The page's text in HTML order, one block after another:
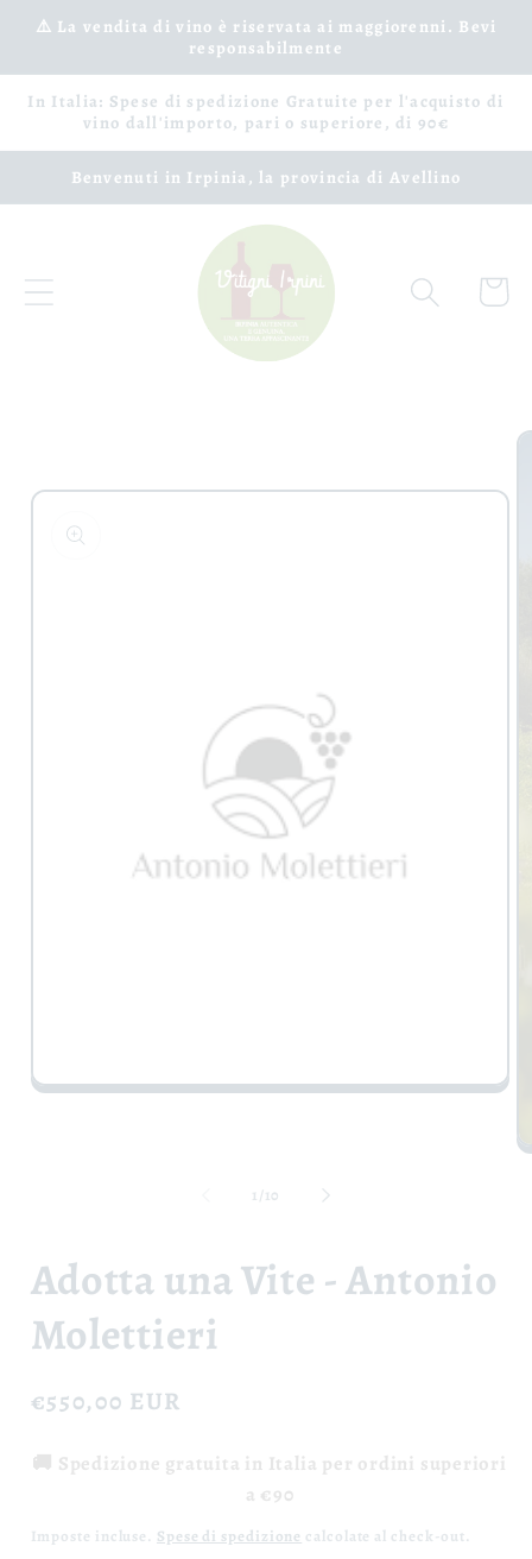
Vai
direttamente
⚠️ La vendita di vino è riservata ai maggiorenni. Bevi
responsabilmente
In Italia: Spese di spedizione Gratuite per l'acquisto di
vino dall'importo, pari o superiore, di 90€
Benvenuti in Irpinia, la provincia di Avellino
Carrello
sul prodotto
Apri
1/ su
10
Adotta una Vite - Antonio
Molettieri
Prezzo
listino
€550,00 EUR
🚚 Spedizione gratuita in Italia per ordini superiori
a €90
Imposte incluse. Spese di spedizione calcolate al check-out.